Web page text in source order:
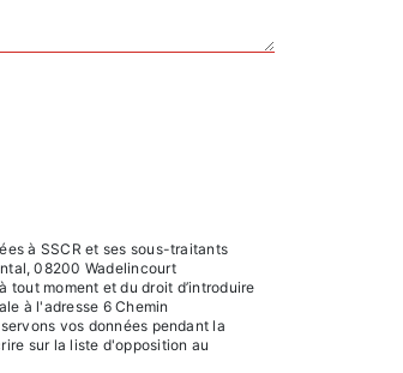
à SSCR et ses sous-traitants
08200 Wadelincourt
tout moment et du droit d’introduire
à l'adresse 6 Chemin
vos données pendant la
sur la liste d'opposition au